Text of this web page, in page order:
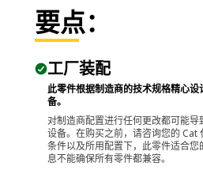
要点：
工厂装配
此零件根据制造商的技术规格精心设
备。
对制造商配置进行任何更改都可能
设备。在购买之前，请咨询您的 Cat
条件以及所用配置下，此零件适合
息不能确保所有零件都兼容。